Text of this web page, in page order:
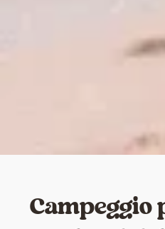
Campeggio